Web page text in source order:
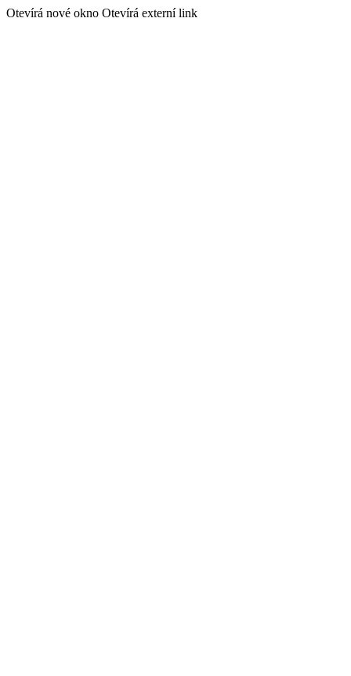
Otevírá nové okno Otevírá externí link